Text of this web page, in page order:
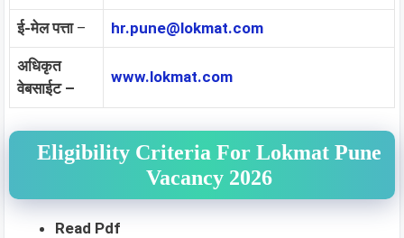
ई-मेल पत्ता– hr.pune@lokmat.com
अधिकृत
वेबसाईट –
www.lokmat.com
Eligibility Criteria For Lokmat Pune
Vacancy 2026
Read Pdf